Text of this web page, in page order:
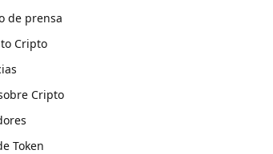
de prensa
Cripto
Cripto
Token